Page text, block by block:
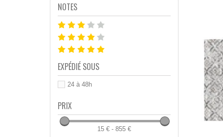
NOTES
EXPÉDIÉ SOUS
24 à 48h
PRIX
15 € - 855 €